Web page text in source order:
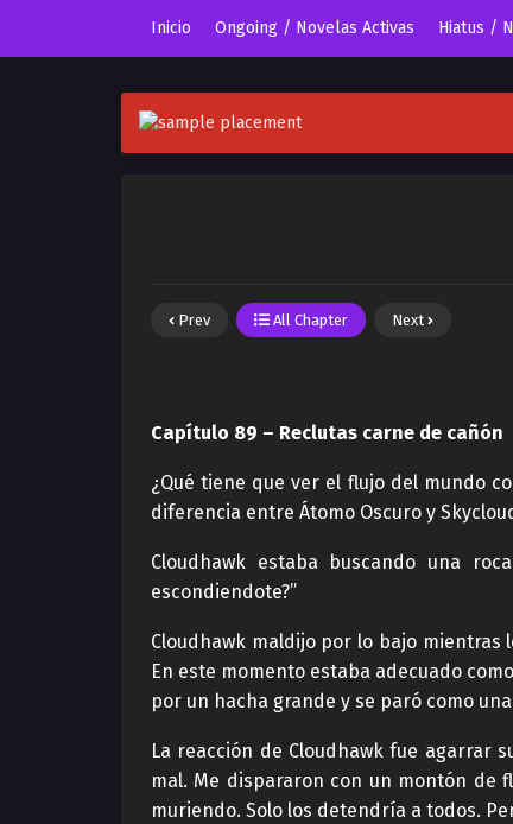
Inicio Ongoing / Novelas Activas Hiatus /
Prev All Chapter Next
Capítulo 89 – Reclutas carne de cañón
¿Qué tiene que ver el flujo del mundo
diferencia entre Átomo Oscuro y
Cloudhawk estaba buscando una
escondiendote?”
Cloudhawk maldijo por lo bajo
En este momento estaba adecuado
por un hacha grande y se paró como
La reacción de Cloudhawk fue agarrar
mal. Me dispararon con un montón de
muriendo. Solo los detendría a todos.